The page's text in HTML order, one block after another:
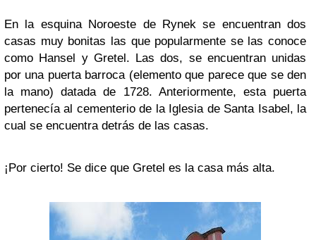
En la esquina Noroeste de Rynek se encuentran dos
casas muy bonitas las que popularmente se las conoce
como Hansel y Gretel. Las dos, se encuentran unidas
por una puerta barroca (elemento que parece que se den
la mano) datada de 1728. Anteriormente, esta puerta
pertenecía al cementerio de la Iglesia de Santa Isabel, la
cual se encuentra detrás de las casas.
¡Por cierto! Se dice que Gretel es la casa más alta.